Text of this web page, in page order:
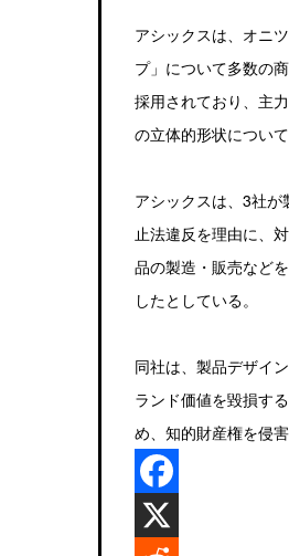
アシックスは、オニ
プ」について多数の
採用されており、主
の立体的形状につい
アシックスは、3社
止法違反を理由に、
品の製造・販売など
したとしている。
同社は、製品デザイ
ランド価値を毀損す
め、知的財産権を侵